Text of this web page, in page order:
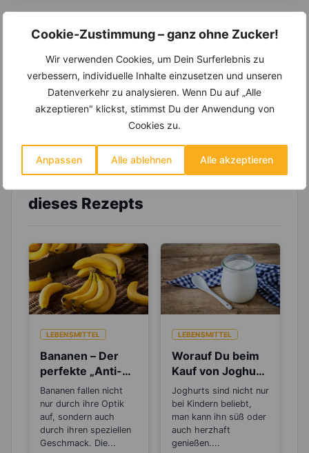
Cookie-Zustimmung – ganz ohne Zucker!
Wir verwenden Cookies, um Dein Surferlebnis zu
verbessern, individuelle Inhalte einzusetzen und unseren
Datenverkehr zu analysieren. Wenn Du auf „Alle
akzeptieren" klickst, stimmst Du der Anwendung von
Cookies zu.
Anpassen Alle ablehnen Alle akzeptieren
14.000 Rezepte, autom.
Einkaufsliste und noch mehr?
Entdecke dieinvikoo -Mitgliedschaft und erhalte
viele hilfreiche und zeitsparende Möglichkeiten,
um Deine Ernährung optimal zu gestalten.
dieses Rezepts
LEBENSMITTEL
Bananen – Der
perfekte „Anti-
Stress“-Snack
Bananen fallen nicht
nur durch ihre Optik
auf, sondern auch
durch ihren speziellen
Geschmack. Die...
LEBENSMITTEL
Worauf Du beim
Kauf von Joghurt
achten solltest
Joghurts sind nicht nur
bei Kindern beliebt,
man kann ihn süß oder
auch herzhaft
genießen....